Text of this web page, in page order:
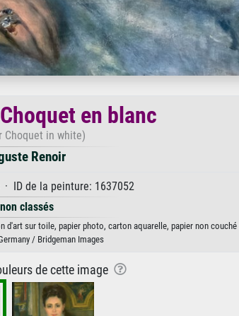
en blanc
Choquet in white)
Renoir
ID de la peinture: 1637052
classés
d'art sur toile, papier photo, carton aquarelle, papier non
/ Bridgeman Images
de cette image